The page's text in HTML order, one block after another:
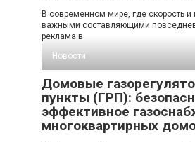
В современном мире, где скорость и
важными составляющими
реклама в
Новости
Домовые
пункты (ГРП):
эффективное
многоквартирных